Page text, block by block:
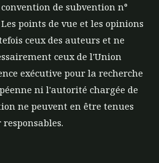
de subvention n°
Les points de vue et les opinions
ceux des auteurs et ne
ceux de l'Union
exécutive pour la recherche
ni l'autorité chargée de
ne peuvent en être tenues
responsables.